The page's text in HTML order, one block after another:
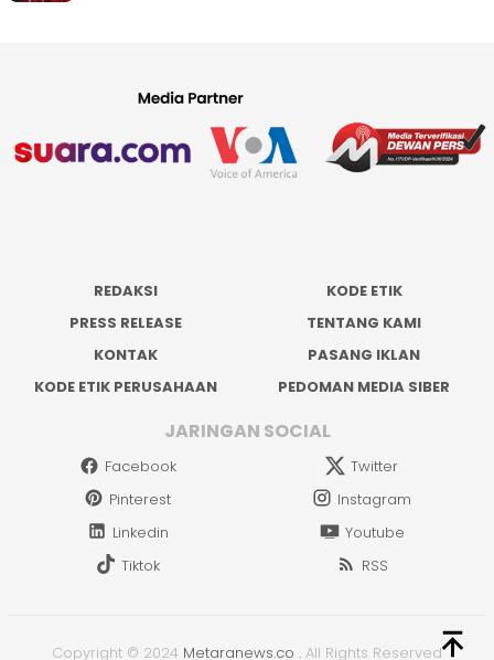
REDAKSI
KODE ETIK
PRESS RELEASE
TENTANG KAMI
KONTAK
PASANG IKLAN
KODE ETIK PERUSAHAAN
PEDOMAN MEDIA SIBER
JARINGAN SOCIAL
Facebook
Twitter
Pinterest
Instagram
Linkedin
Youtube
Tiktok
RSS
Copyright © 2024 Metaranews.co . All Rights Reserved